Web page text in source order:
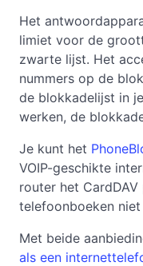
Het
limiet voor de
zwarte lijst. Het
nummers op de
de blokkadelijst in
werken, de
Je kunt het
VOIP-geschikte
router het
telefoonboeken
Met beide
als een